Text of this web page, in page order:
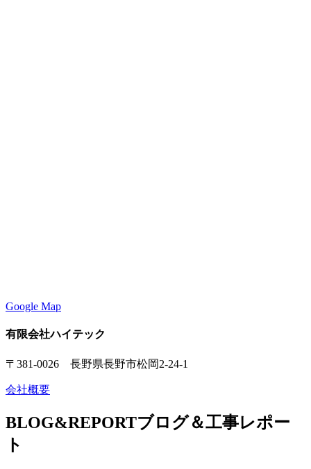
Google Map
有限会社ハイテック
〒381-0026 長野県長野市松岡2-24-1
会社概要
BLOG&REPORTブログ＆工事レポー
ト